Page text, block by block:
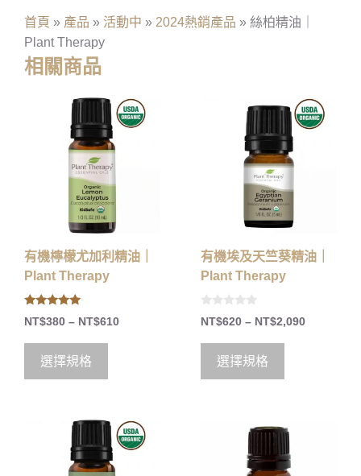
首頁 » 產品 » 活動中 » 2024熱銷產品 » 絲柏精油｜
Plant Therapy
相關商品
有機檸檬尤加利精油｜
Plant Therapy
5.00
out of 5
NT$380 – NT$610
選擇規格
有機埃及天竺葵精油｜
Plant Therapy
0
o
t
5
NT$620 – NT$2,090
選擇規格